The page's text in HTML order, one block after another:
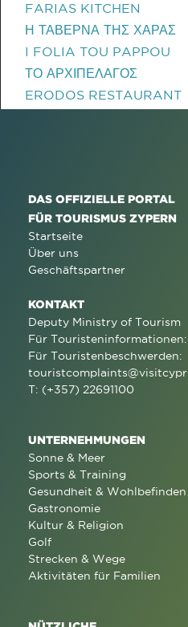
FARIAS KITCHEN
Η ΤΑΒΕΡΝΑ ΤΗΣ ΧΑΡΑΣ
I FOLIA TOU PAPPOU
ΤΟ ΑΡΧΙΠΕΛΑΓΟΣ
ERODOS RESTAURANT
DAS OFFIZIELLE PORTAL
FÜR TOURISMUS ZYPERN
Startseite
Über uns
Geschäftspartner
KONTAKT
Deputy Ministry of Tourism
Für Touristeninformationen:
Für Touristenbeschwerden:
T: (+357) 22691100
UNTERNEHMUNGEN
Sonne & Meer
Sports & Training
Gesundheit & Wohlbefinden
Gastronomie
Kultur & Religion
Golf
Strecken & Wege
Aktivitäten für Familien